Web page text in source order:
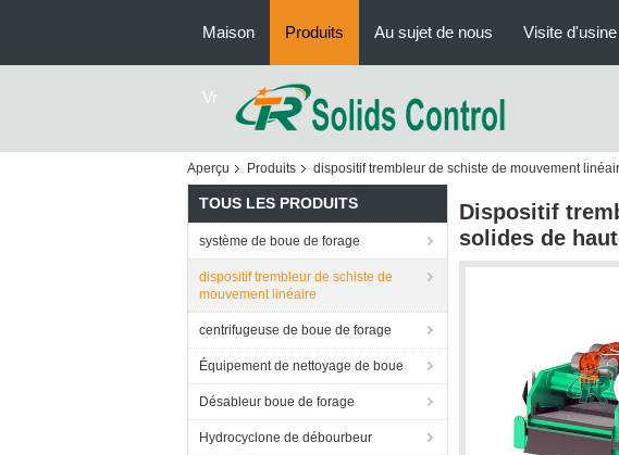
Maison Produits Au sujet de nous Visite d'usine
Vr
Aperçu Produits dispositif trembleur de schiste de mouvement
TOUS LES PRODUITS
système de boue de forage
dispositif trembleur de schiste de
mouvement linéaire
centrifugeuse de boue de forage
Équipement de nettoyage de boue
Désableur boue de forage
Hydrocyclone de débourbeur
Dispositif
solides de